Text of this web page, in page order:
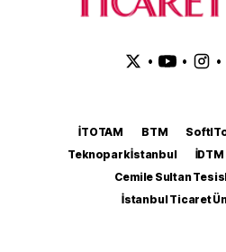
• • •
İTOTAM BTM
Teknopark İstanbul
Cemile Sultan
İstanbul Ticaret